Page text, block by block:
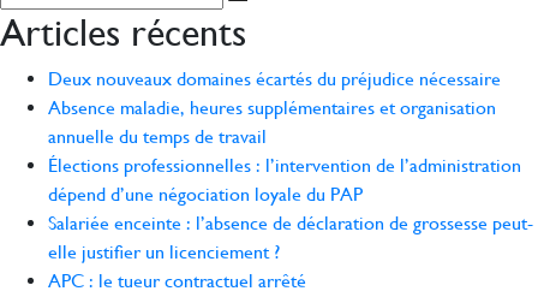
Articles récents
Deux nouveaux domaines écartés du préjudice nécessaire
Absence maladie, heures supplémentaires et organisation
annuelle du temps de travail
Élections professionnelles : l’intervention de l’administration
dépend d’une négociation loyale du PAP
Salariée enceinte : l’absence de déclaration de grossesse peut-
elle justifier un licenciement ?
APC : le tueur contractuel arrêté